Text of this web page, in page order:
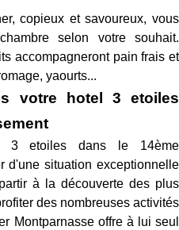
copieux et savoureux, vous
selon votre souhait.
accompagneront pain frais et
yaourts...
votre hotel 3 etoiles
3 etoiles dans le 14ème
d'une situation exceptionnelle
à la découverte des plus
des nombreuses activités
Montparnasse offre à lui seul